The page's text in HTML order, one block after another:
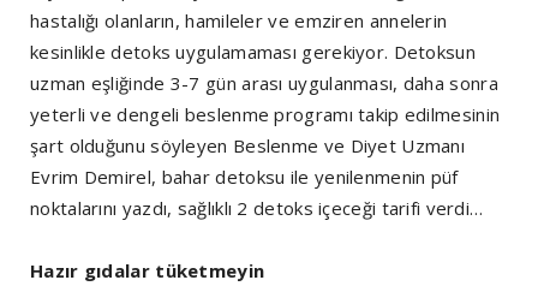
hastalığı olanların, hamileler ve emziren annelerin
kesinlikle detoks uygulamaması gerekiyor. Detoksun
uzman eşliğinde 3-7 gün arası uygulanması, daha sonra
yeterli ve dengeli beslenme programı takip edilmesinin
şart olduğunu söyleyen Beslenme ve Diyet Uzmanı
Evrim Demirel, bahar detoksu ile yenilenmenin püf
noktalarını yazdı, sağlıklı 2 detoks içeceği tarifi verdi…
Hazır gıdalar tüketmeyin